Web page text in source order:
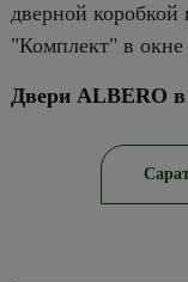
дверной
"Комплект" в окне
Двери ALBERO